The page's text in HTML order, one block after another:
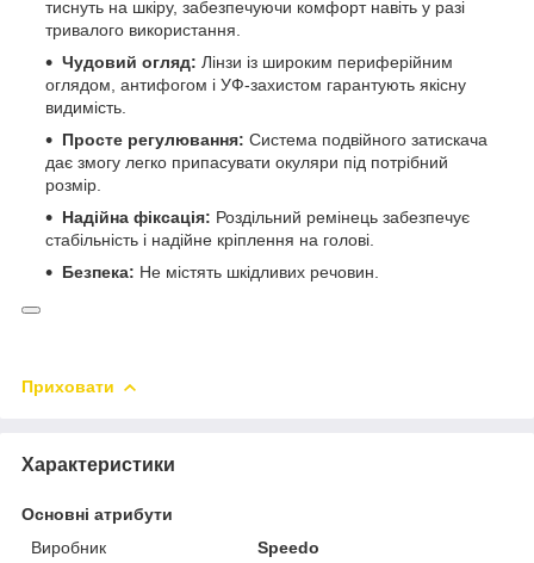
тиснуть на шкіру, забезпечуючи комфорт навіть у разі
тривалого використання.
Чудовий огляд: Лінзи із широким периферійним
оглядом, антифогом і УФ-захистом гарантують якісну
видимість.
Просте регулювання: Система подвійного затискача
дає змогу легко припасувати окуляри під потрібний
розмір.
Надійна фіксація: Роздільний ремінець забезпечує
стабільність і надійне кріплення на голові.
Безпека: Не містять шкідливих речовин.
Приховати
Характеристики
Основні атрибути
Виробник
Speedo